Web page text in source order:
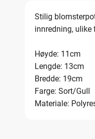
Stilig
innredning, ulike
Høyde: 11cm
Lengde: 13cm
Bredde: 19cm
Farge: Sort/Gull
Materiale: